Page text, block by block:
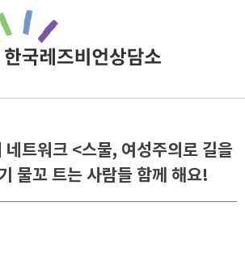
네트워크 <스물, 여성주의로 길을
물꼬 트는 사람들 함께 해요!